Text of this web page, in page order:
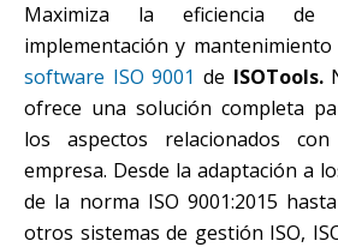
Maximiza la eficiencia
implementación y
software ISO 9001 de ISOTools.
ofrece una solución completa
los aspectos relacionados
empresa. Desde la adaptación a
de la norma ISO 9001:2015
otros sistemas de gestión ISO,